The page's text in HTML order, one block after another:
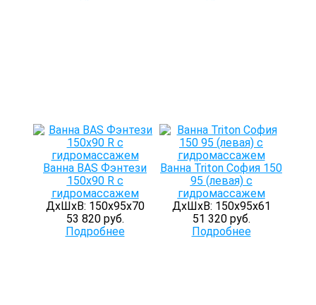
Ванна BAS Фэнтези
150х90 R с
гидромассажем
ДхШхВ: 150х95х70
53 820 руб.
Подробнее
Ванна Triton София 150
95 (левая) с
гидромассажем
ДхШхВ: 150х95х61
51 320 руб.
Подробнее